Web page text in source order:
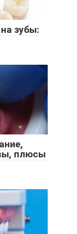
зубы:
плюсы